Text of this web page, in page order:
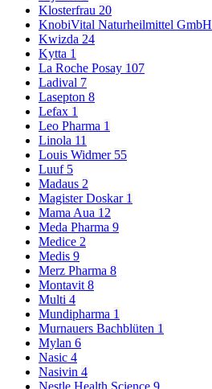
Klosterfrau 20
KnobiVital Naturheilmittel GmbH
Kwizda 24
Kytta 1
La Roche Posay 107
Ladival 7
Lasepton 8
Lefax 1
Leo Pharma 1
Linola 11
Louis Widmer 55
Luuf 5
Madaus 2
Magister Doskar 1
Mama Aua 12
Meda Pharma 9
Medice 2
Medis 9
Merz Pharma 8
Montavit 8
Multi 4
Mundipharma 1
Murnauers Bachblüten 1
Mylan 6
Nasic 4
Nasivin 4